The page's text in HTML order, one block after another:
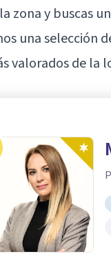
zona y buscas
una selección
valorados de la